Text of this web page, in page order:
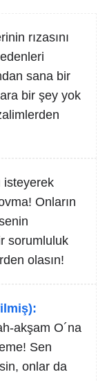
rızasını
sana bir
bir şey yok
isteyerek
Onların
sorumluluk
olasın!
akşam O´na
Sen
onlar da